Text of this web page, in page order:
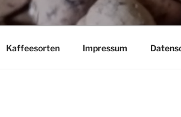
Kaffeesorten Impressum